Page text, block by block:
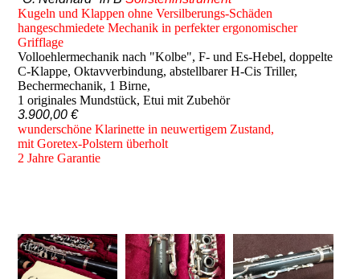
Kugeln und Klappen ohne Versilberungs-Schäden
hangeschmiedete Mechanik in perfekter ergonomischer
Grifflage
Volloehlermechanik nach "Kolbe", F- und Es-Hebel, doppelte
C-Klappe, Oktavverbindung, abstellbarer H-Cis Triller,
Bechermechanik, 1 Birne,
1 originales Mundstück, Etui mit Zubehör
3.900,00 €
wunderschöne Klarinette in neuwertigem Zustand,
mit Goretex-Polstern überholt
2 Jahre Garantie